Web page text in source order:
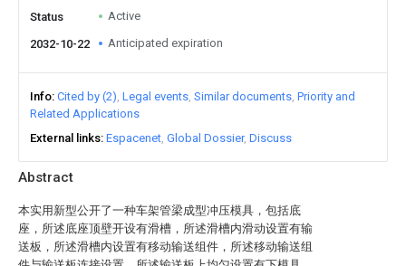
Abstract
本实用新型公开了一种车架管梁成型冲压模具，包括底
座，所述底座顶壁开设有滑槽，所述滑槽内滑动设置有输
送板，所述滑槽内设置有移动输送组件，所述移动输送组
Status Active
2032-10-22 Anticipated expiration
Info Cited by (2) Legal events Similar documents Priority and
Related Applications
External links Espacenet Global Dossier Discuss